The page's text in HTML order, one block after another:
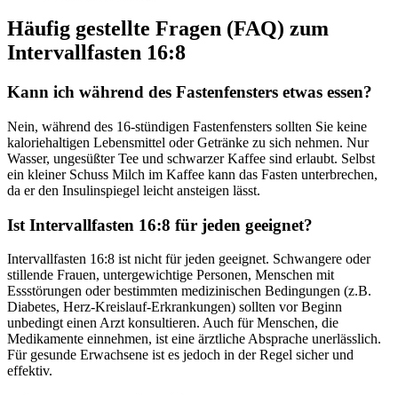
Häufig gestellte Fragen (FAQ) zum
Intervallfasten 16:8
Kann ich während des Fastenfensters etwas essen?
Nein, während des 16-stündigen Fastenfensters sollten Sie keine
kaloriehaltigen Lebensmittel oder Getränke zu sich nehmen. Nur
Wasser, ungesüßter Tee und schwarzer Kaffee sind erlaubt. Selbst
ein kleiner Schuss Milch im Kaffee kann das Fasten unterbrechen,
da er den Insulinspiegel leicht ansteigen lässt.
Ist Intervallfasten 16:8 für jeden geeignet?
Intervallfasten 16:8 ist nicht für jeden geeignet. Schwangere oder
stillende Frauen, untergewichtige Personen, Menschen mit
Essstörungen oder bestimmten medizinischen Bedingungen (z.B.
Diabetes, Herz-Kreislauf-Erkrankungen) sollten vor Beginn
unbedingt einen Arzt konsultieren. Auch für Menschen, die
Medikamente einnehmen, ist eine ärztliche Absprache unerlässlich.
Für gesunde Erwachsene ist es jedoch in der Regel sicher und
effektiv.